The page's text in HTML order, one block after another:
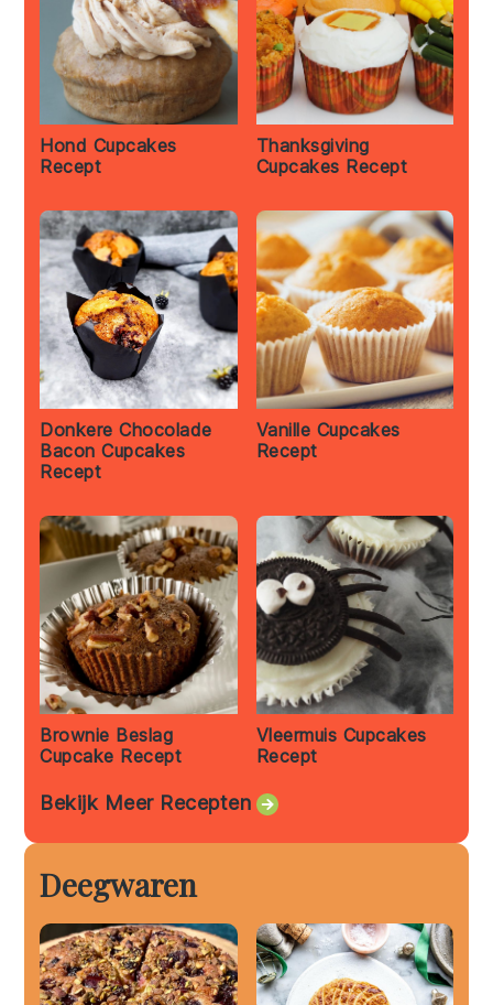
Bekijk Meer Recepten
Hond Cupcakes
Recept
Thanksgiving
Cupcakes Recept
Donkere Chocolade
Bacon Cupcakes
Recept
Vanille Cupcakes
Recept
Brownie Beslag
Cupcake Recept
Vleermuis Cupcakes
Recept
Deegwaren